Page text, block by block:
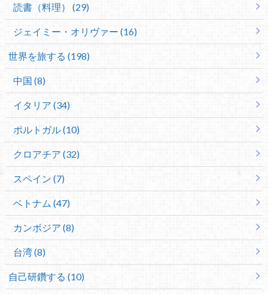
読書（料理） (29)
ジェイミー・オリヴァー (16)
世界を旅する (198)
中国 (8)
イタリア (34)
ポルトガル (10)
クロアチア (32)
スペイン (7)
ベトナム (47)
カンボジア (8)
台湾 (8)
自己研鑽する (10)